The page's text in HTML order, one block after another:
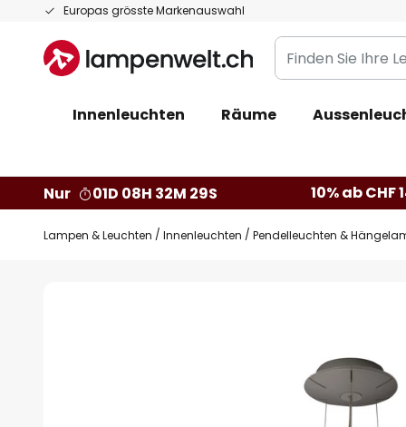
Europas grösste Markenauswahl
Zum
springen
Finden
Sie
Leuchte...
Innenleuchten Räume
Nur
01D 08H 32M 28S 10% ab CHF
Lampen & Leuchten Innenleuchten Pendelleuchten &